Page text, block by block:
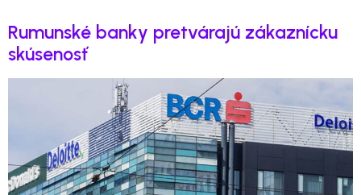
Rumunské banky pretvárajú zákaznícku
skúsenosť